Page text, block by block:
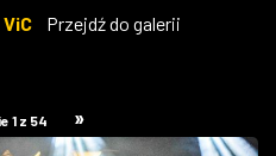
ViC
Przejdź do galerii
1 z 54 »